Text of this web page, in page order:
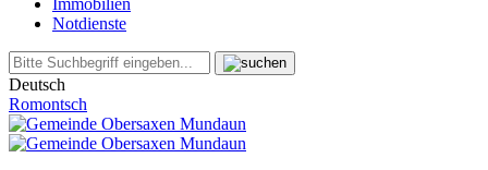
Immobilien
Notdienste
Deutsch
Romontsch